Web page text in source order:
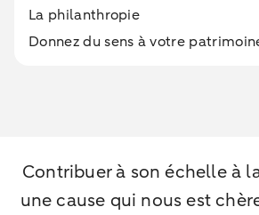
La philanthropie
Donnez du sens à votre
Contribuer à son échelle à
une cause qui nous est